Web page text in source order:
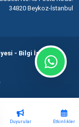
Duyurular Etkinlikler
34820 Beykoz-İstanbul
- Bilgi İşlem